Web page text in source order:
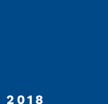
2018